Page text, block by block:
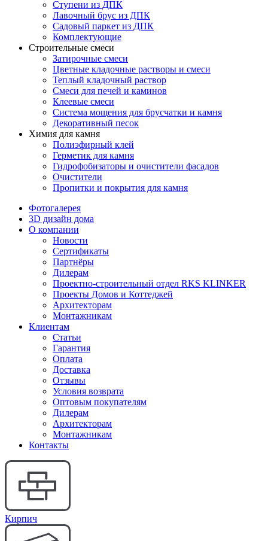
Ступени из ДПК
Лавочный брус из ДПК
Садовый паркет из ДПК
Комплектующие
Строительные смеси
Затирочные смеси
Цветные кладочные растворы и смеси
Теплый кладочный раствор
Смеси для печей и каминов
Клеевые смеси
Система мощения для брусчатки и камня
Декоративный песок
Химия для камня
Полиэфирный клей
Герметик для камня
Гидрофобизаторы и очистители фасадов
Очистители
Пропитки и покрытия для камня
Фотогалерея
3D дизайн дома
О компании
Новости
Сертификаты
Партнёры
Дилерам
Проектно-строительный отдел RKS KLINKER
Проекты Домов и Коттеджей
Архитекторам
Монтажникам
Клиентам
Статьи
Гарантия
Оплата
Доставка
Отзывы
Условия возврата
Оптовым покупателям
Дилерам
Архитекторам
Монтажникам
Контакты
Кирпич